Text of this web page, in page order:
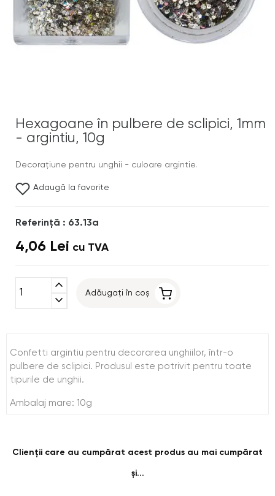
Hexagoane în pulbere de sclipici, 1mm
- argintiu, 10g
Decoraţiune pentru unghii - culoare argintie.
Adaugă la favorite
Referinţă : 63.13a
4,06 Lei cu TVA
expand_less
expand_more
Adăugați în coș
Confetti argintiu pentru decorarea unghiilor, într-o
pulbere de sclipici. Produsul este potrivit pentru toate
tipurile de unghii.
Ambalaj mare: 10g
Clienții care au cumpărat acest produs au mai cumpărat
și...